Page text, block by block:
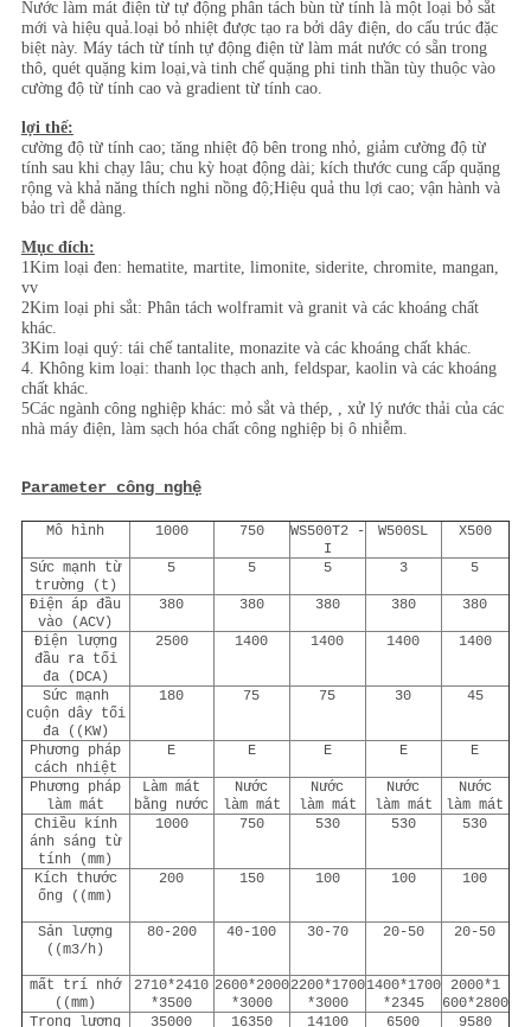
WEB
PRIVACY
POLICY
Nước làm mát điện từ tự động phân tách bùn từ tính là một loại bỏ sắt
mới và hiệu quả.loại bỏ nhiệt được tạo ra bởi dây điện, do cấu trúc đặc
biệt này. Máy tách từ tính tự động điện từ làm mát nước có sẵn trong
thô, quét quặng kim loại,và tinh chế quặng phi tinh thần tùy thuộc vào
cường độ từ tính cao và gradient từ tính cao.
lợi thế:
cường độ từ tính cao; tăng nhiệt độ bên trong nhỏ, giảm cường độ từ
tính sau khi chạy lâu; chu kỳ hoạt động dài; kích thước cung cấp quặng
rộng và khả năng thích nghi nồng độ;Hiệu quả thu lợi cao; vận hành và
bảo trì dễ dàng.
Mục đích:
1Kim loại đen: hematite, martite, limonite, siderite, chromite, mangan,
vv
2Kim loại phi sắt: Phân tách wolframit và granit và các khoáng chất
khác.
3Kim loại quý: tái chế tantalite, monazite và các khoáng chất khác.
4. Không kim loại: thanh lọc thạch anh, feldspar, kaolin và các khoáng
chất khác.
5Các ngành công nghiệp khác: mỏ sắt và thép, , xử lý nước thải của các
nhà máy điện, làm sạch hóa chất công nghiệp bị ô nhiễm.
Parameter công nghệ
Mô hình 1000 750
WS500T2 -
I
W500SL X500
Sức mạnh từ
trường (t)
5 5 5 3 5
Điện áp đầu
vào (ACV)
380 380 380 380 380
Điện lượng
đầu ra tối
đa (DCA)
2500 1400 1400 1400 1400
Sức mạnh
cuộn dây tối
đa ((KW)
180 75 75 30 45
Phương pháp
cách nhiệt
E E E E E
Phương pháp
làm mát
Làm mát
bằng nước
Nước
làm mát
Nước
làm mát
Nước
làm mát
Nước
làm mát
Chiều kính
ánh sáng từ
tính (mm)
1000 750 530 530 530
Kích thước
ống ((mm)
200 150 100 100 100
Sản lượng
((m3/h)
80-200 40-100 30-70 20-50 20-50
mất trí nhớ
((mm)
2710*2410
*3500
2600*2000
*3000
2200*1700
*3000
1400*1700
*2345
2000*1
600*2800
Trọng lượng
35000 16350 14100 6500 9580